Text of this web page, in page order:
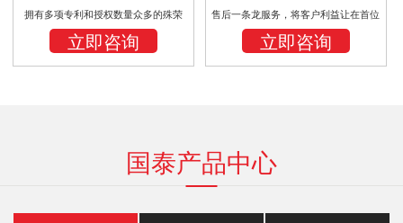
拥有多项专利和授权数量众多的殊荣
立即咨询
售后一条龙服务，将客户利益让在首位
立即咨询
国泰产品中心